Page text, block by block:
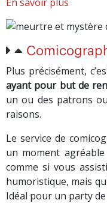
Plus précisément,
ayant pour but de
un ou des patrons
raisons.
Le service de
un moment
comme si vous
humoristique, mais
Idéal pour un party